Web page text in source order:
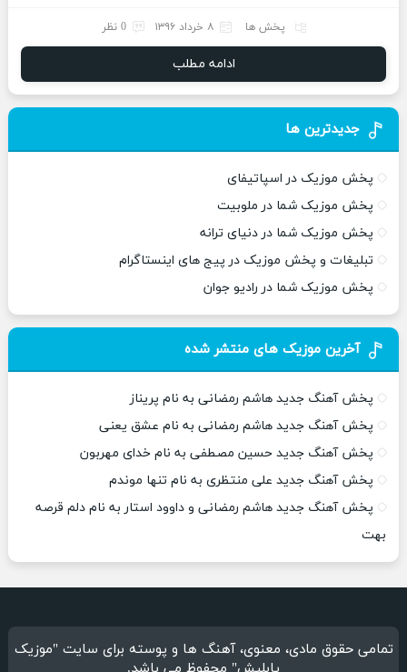
پخش ها ۸ خرداد ۱۳۹۶ 0 نظر
ادامه مطلب
جدیدترین ها
پخش موزیک در اسپاتیفای
پخش موزیک شما در ملوبیت
پخش موزیک شما در دنیای ترانه
تبلیغات و پخش موزیک در پیج های اینستاگرام
پخش موزیک شما در رادیو جوان
آخرین موزیک های منتشر شده
پخش آهنگ جدید هاشم رمضانی به نام پریناز
پخش آهنگ جدید هاشم رمضانی به نام عشق یعنی
پخش آهنگ جدید حسین مصطفی به نام خدای مهربون
پخش آهنگ جدید علی منتظری به نام تنها موندم
پخش آهنگ جدید هاشم رمضانی و داوود استار به نام دلم قرصه
بهت
تمامی حقوق مادی، معنوی، آهنگ ها و پوسته برای سایت "موزیک